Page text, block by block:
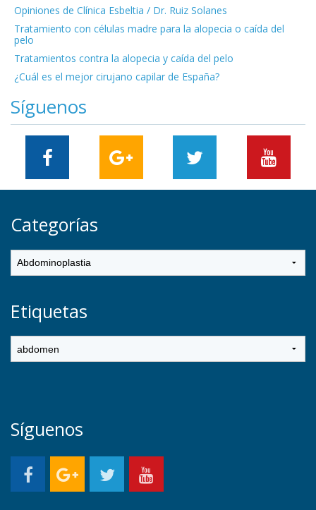
Opiniones de Clínica Esbeltia / Dr. Ruiz Solanes
Tratamiento con células madre para la alopecia o caída del
pelo
Tratamientos contra la alopecia y caída del pelo
¿Cuál es el mejor cirujano capilar de España?
Síguenos
Categorías
Etiquetas
Síguenos